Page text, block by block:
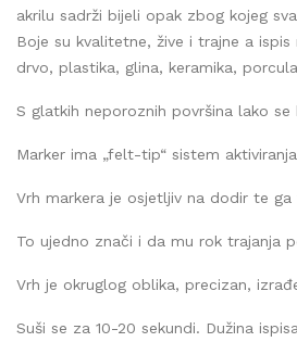
akrilu sadrži bijeli opak zbog kojeg
Boje su kvalitetne, žive i trajne a
drvo, plastika, glina, keramika,
S glatkih neporoznih površina lako
Marker ima „felt-tip“ sistem
Vrh markera je osjetljiv na dodir te
To ujedno znači i da mu rok trajanja
Vrh je okruglog oblika, precizan,
Suši se za 10-20 sekundi. Dužina